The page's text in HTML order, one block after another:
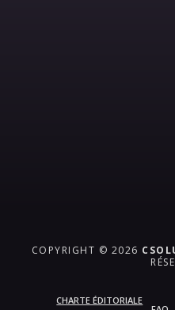
COPYRIGHT © 2026
CHARTE ÉDITORIALE